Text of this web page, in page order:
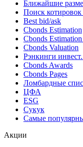
Ближайшие
Поиск
Best bid/ask
Cbonds Estimation
Cbonds
Cbonds Valuation
Рэнкинги
Cbonds Awards
Cbonds Pages
Ломбардные
ЦФА
ESG
Сукук
Самые
Акции